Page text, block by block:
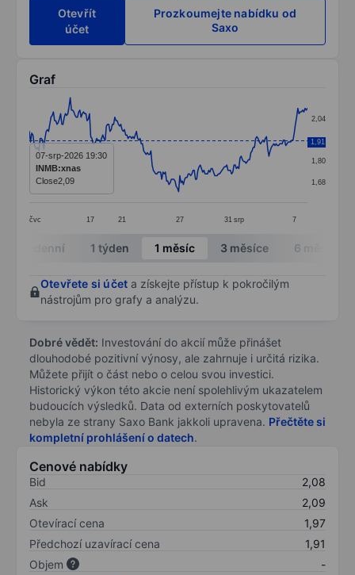
Otevřít
účet
Prozkoumejte nabídku od
Saxo
Graf
Line chart with 232 data points.
The chart has 1 X axis displaying categories.
The chart has 1 Y axis displaying values. Data ranges
čvc 17 21 27 31 srp 7
1,68
1,80
1,92
2,04
1,91
07-srp-2026 19:30
INMB:xnas
Close2,09
End of interactive chart.
Intradenní 1 týden 1 měsíc 3 měsíce 6 měsíců
Otevřete si účet a získejte přístup k pokročilým
nástrojům pro grafy a analýzu.
Dobré vědět: Investování do akcií může přinášet
dlouhodobé pozitivní výnosy, ale zahrnuje i určitá rizika.
Můžete přijít o část nebo o celou svou investici.
Historický výkon této akcie není spolehlivým ukazatelem
budoucích výsledků. Data od externích poskytovatelů
nebyla ze strany Saxo Bank jakkoli upravena. Přečtěte si
kompletní prohlášení o datech.
Cenové nabídky
Bid
2,08
Ask
2,09
Otevírací cena
1,97
Předchozí uzavírací cena
1,91
Objem
-